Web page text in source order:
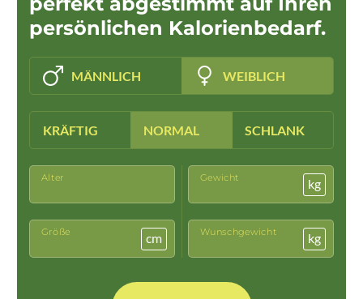
persönlichen Kalorienbedarf.
MÄNNLICH WEIBLICH
KRÄFTIG NORMAL SCHLANK
Alter
Größe cm
Gewicht kg
Wunschgewicht kg